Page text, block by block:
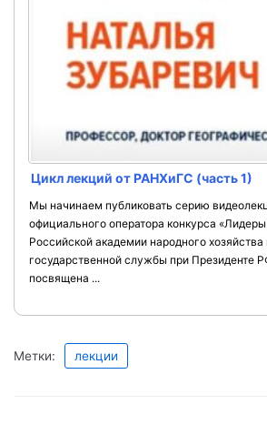
Цикл лекций от РАНХиГС (часть 1)
Мы начинаем публиковать серию
официального оператора конкурса
Российской академии народного хозяйства
государственной службы при Президенте
посвящена ...
Метки: лекции